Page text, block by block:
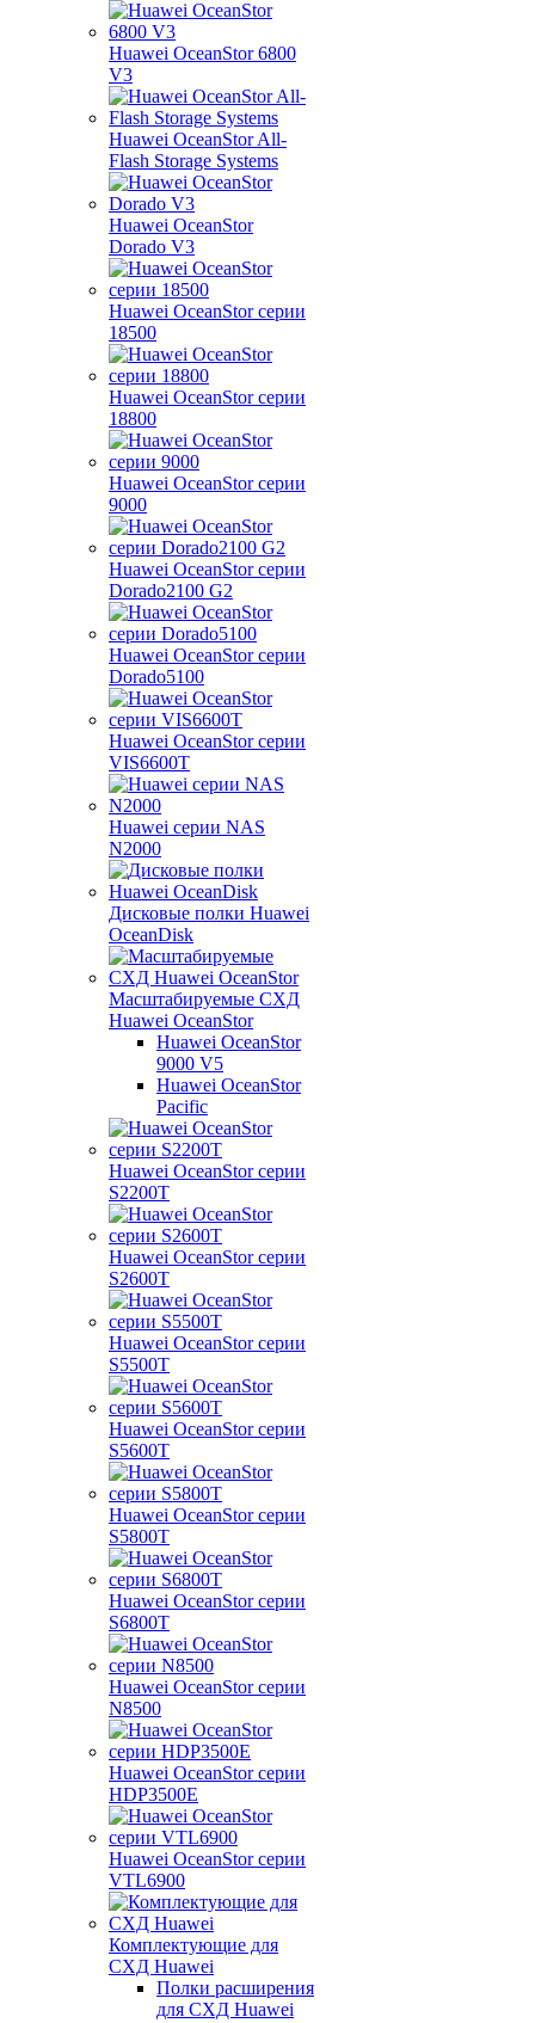
Huawei OceanStor 6800
V3
Huawei OceanStor All-
Flash Storage Systems
Huawei OceanStor
Dorado V3
Huawei OceanStor серии
18500
Huawei OceanStor серии
18800
Huawei OceanStor серии
9000
Huawei OceanStor серии
Dorado2100 G2
Huawei OceanStor серии
Dorado5100
Huawei OceanStor серии
VIS6600T
Huawei серии NAS
N2000
Дисковые полки Huawei
OceanDisk
Масштабируемые СХД
Huawei OceanStor
Huawei OceanStor
9000 V5
Huawei OceanStor
Pacific
Huawei OceanStor серии
S2200T
Huawei OceanStor серии
S2600T
Huawei OceanStor серии
S5500T
Huawei OceanStor серии
S5600T
Huawei OceanStor серии
S5800T
Huawei OceanStor серии
S6800T
Huawei OceanStor серии
N8500
Huawei OceanStor серии
HDP3500E
Huawei OceanStor серии
VTL6900
Комплектующие для
СХД Huawei
Полки расширения
для СХД Huawei